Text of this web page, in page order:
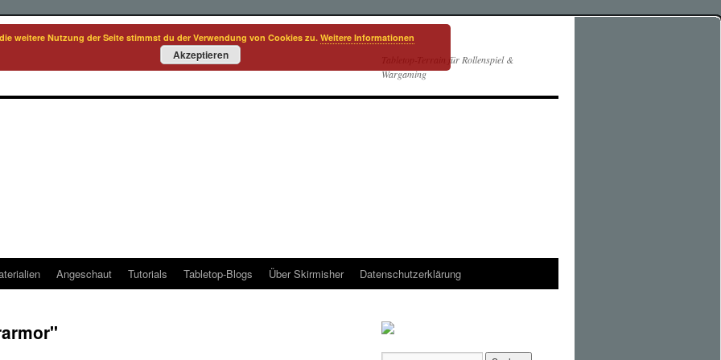
Tabletop-Terrain für Rollenspiel &
Wargaming
Angeschaut Tutorials Tabletop-Blogs Über Skirmisher Datenschutzerklärung
weitere Nutzung der Seite stimmst du der Verwendung von Cookies zu. Weitere Informationen
Akzeptieren